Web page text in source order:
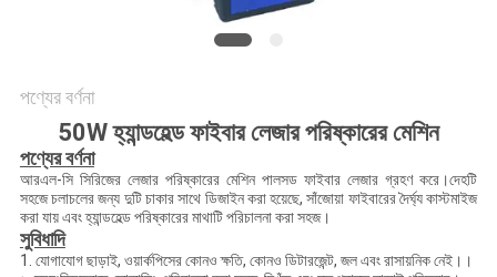
POLICY
পণ্যের বর্ণনা
50W হ্যান্ডহেল্ড ফাইবার লেজার পরিষ্কারের মেশিন
পণ্যের বর্ণনা
আরএল-সি সিরিজের লেজার পরিষ্কারের মেশিন পালসড ফাইবার লেজার গ্রহণ করে।দেহটি
সহজে চলাচলের জন্য দুটি চাকার সাথে ডিজাইন করা হয়েছে, সাঁজোয়া ফাইবারের দৈর্ঘ্য কাস্টমাইজ
করা যায় এবং হ্যান্ডহেল্ড পরিষ্কারের মাথাটি পরিচালনা করা সহজ।
সুবিধাদি
1. যোগাযোগ ছাড়াই, ওয়ার্কপিসের কোনও ক্ষতি, কোনও ডিটারজেন্ট, জল এবং রাসায়নিক নেই।।